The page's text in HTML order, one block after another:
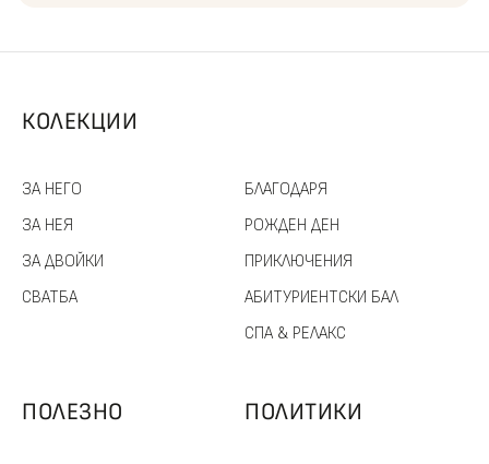
КОЛЕКЦИИ
ЗА НЕГО
ЗА НЕЯ
ЗА ДВОЙКИ
СВАТБА
БЛАГОДАРЯ
РОЖДЕН ДЕН
ПРИКЛЮЧЕНИЯ
АБИТУРИЕНТСКИ БАЛ
СПА & РЕЛАКС
ПОЛЕЗНО ПОЛИТИКИ